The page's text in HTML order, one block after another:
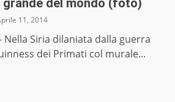
del mondo (foto)
11, 2014
Nella Siria dilaniata dalla guerra
dei Primati col murale...